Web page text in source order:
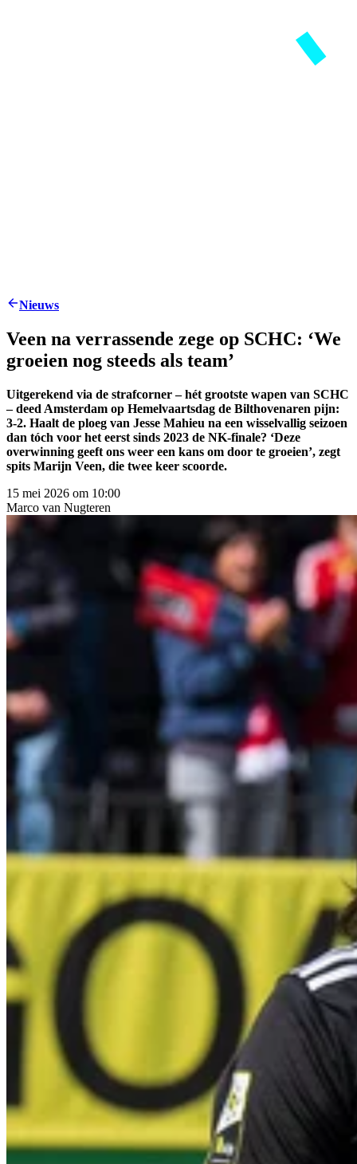
Nieuws
Veen na verrassende zege op SCHC: ‘We
groeien nog steeds als team’
Uitgerekend via de strafcorner – hét grootste wapen van SCHC
– deed Amsterdam op Hemelvaartsdag de Bilthovenaren pijn:
3-2. Haalt de ploeg van Jesse Mahieu na een wisselvallig seizoen
dan tóch voor het eerst sinds 2023 de NK-finale? ‘Deze
overwinning geeft ons weer een kans om door te groeien’, zegt
spits Marijn Veen, die twee keer scoorde.
15 mei 2026 om 10:00
Marco van Nugteren